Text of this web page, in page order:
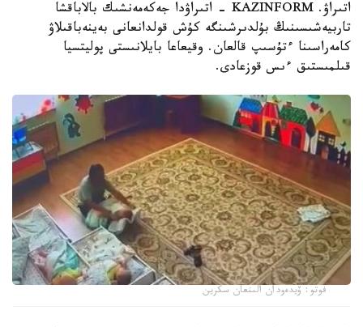
اتىراۋ. KAZINFORM - اتىراۋدا جەكەمەنشىك بالاباقشا
تاربيەشىسىنىڭ بۇلدىرشىنگە كۇش قولدانعانى بەينەباقىلاۋ
كامەراسىنا ءتۇسىپ قالعان. وقيعاعا بايلانىستى پوليتسيا
قىلمىستىق ءىس قوزعادى.
فوتو: ۆيدەودان الىنعان سكرين